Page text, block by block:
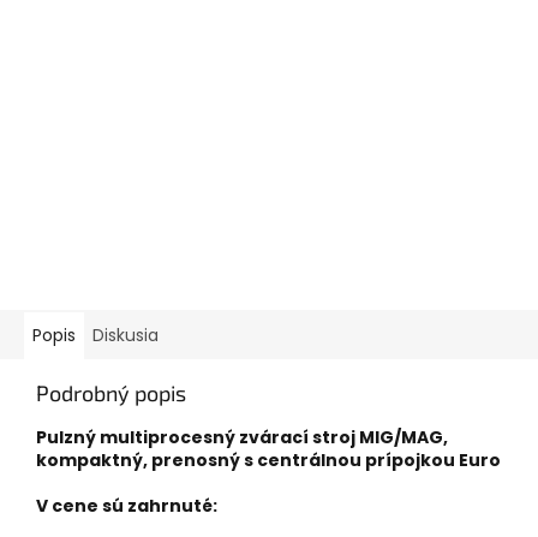
Popis Diskusia
Podrobný popis
Pulzný multiprocesný zvárací stroj MIG/MAG,
kompaktný, prenosný s centrálnou prípojkou Euro
V cene sú zahrnuté: